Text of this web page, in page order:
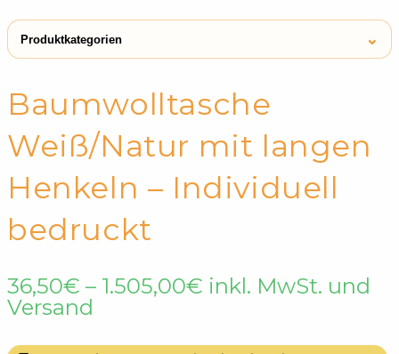
Produktkategorien ⌄
Baumwolltasche
Weiß/Natur mit langen
Henkeln – Individuell
bedruckt
36,50€ – 1.505,00€ Preisspanne:
inkl. MwSt. und
Versand